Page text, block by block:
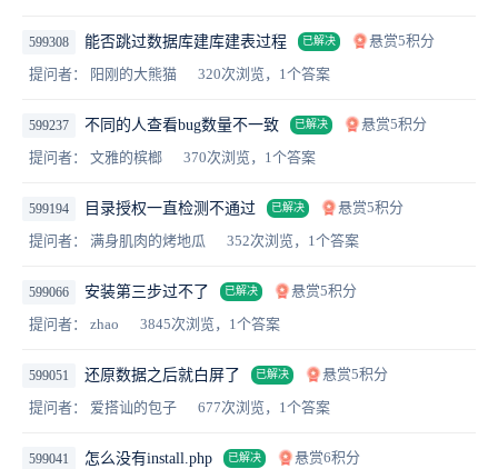
599308 能否跳过数据库建库建表过程 已解决
悬赏5积分
提问者： 阳刚的大熊猫
320次浏览，1个答案
599237 不同的人查看bug数量不一致 已解决
悬赏5积分
提问者： 文雅的槟榔
370次浏览，1个答案
599194 目录授权一直检测不通过 已解决
悬赏5积分
提问者： 满身肌肉的烤地瓜
352次浏览，1个答案
599066 安装第三步过不了 已解决
悬赏5积分
提问者： zhao
3845次浏览，1个答案
599051 还原数据之后就白屏了 已解决
悬赏5积分
提问者： 爱搭讪的包子
677次浏览，1个答案
599041 怎么没有install.php 已解决
悬赏6积分